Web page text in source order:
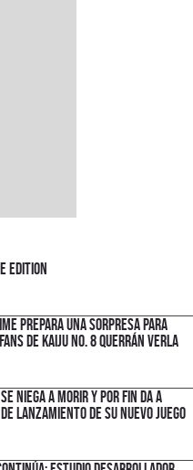
Edition
prepara una sorpresa para
de Kaiju No. 8 querrán verla
niega a morir y por fin da a
lanzamiento de su nuevo juego